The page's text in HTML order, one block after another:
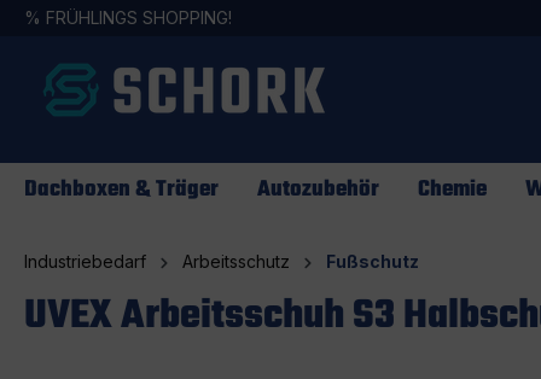
Zur Hauptnavigation springen
% FRÜHLINGS SHOPPING!
Dachboxen & Träger Autozubehör Chemie
Industriebedarf Arbeitsschutz Fußschutz
UVEX Arbeitsschuh S3